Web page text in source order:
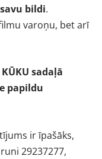
bildi.
varoņu, bet arī
sadaļā
papildu
ir īpašāks,
29237277,